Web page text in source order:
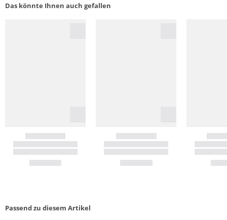
Das könnte Ihnen auch gefallen
Passend zu diesem Artikel